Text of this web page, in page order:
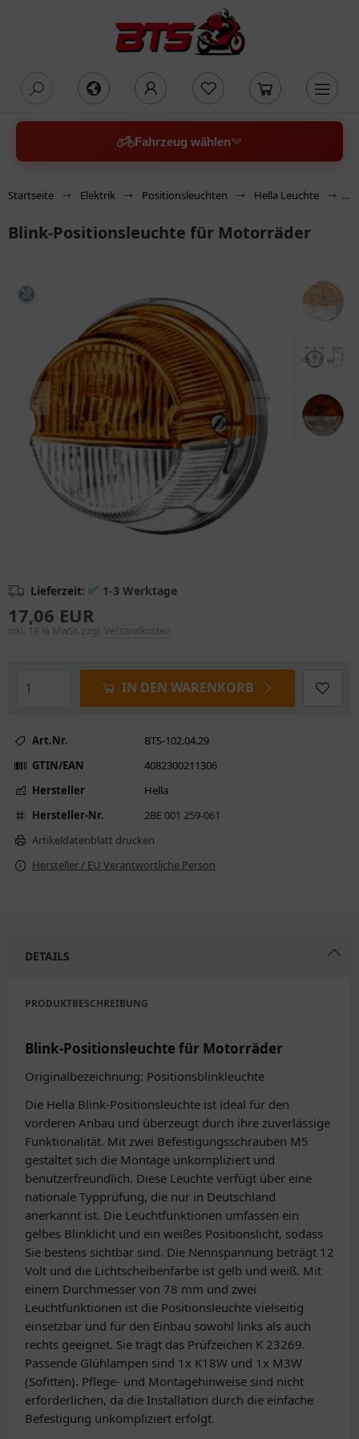
Fahrzeug wählen
Startseite Elektrik Positionsleuchten Hella Leuchte
Blink-Positionsleuchte für Motorräder
Lieferzeit: ✅ 1-3 Werktage
17,06 EUR
inkl. 19 % MwSt. zzgl. Versandkosten
IN DEN WARENKORB
Art.Nr.
BTS-102.04.29
GTIN/EAN
4082300211306
Hersteller
Hella
Hersteller-Nr.
2BE 001 259-061
Artikeldatenblatt drucken
Hersteller / EU Verantwortliche Person
DETAILS
PRODUKTBESCHREIBUNG
Blink-Positionsleuchte für Motorräder
Originalbezeichnung: Positionsblinkleuchte
Die Hella Blink-Positionsleuchte ist ideal für den
vorderen Anbau und überzeugt durch ihre zuverlässige
Funktionalität. Mit zwei Befestigungsschrauben M5
gestaltet sich die Montage unkompliziert und
benutzerfreundlich. Diese Leuchte verfügt über eine
nationale Typprüfung, die nur in Deutschland
anerkannt ist. Die Leuchtfunktionen umfassen ein
gelbes Blinklicht und ein weißes Positionslicht, sodass
Sie bestens sichtbar sind. Die Nennspannung beträgt 12
Volt und die Lichtscheibenfarbe ist gelb und weiß. Mit
einem Durchmesser von 78 mm und zwei
Leuchtfunktionen ist die Positionsleuchte vielseitig
einsetzbar und für den Einbau sowohl links als auch
rechts geeignet. Sie trägt das Prüfzeichen K 23269.
Passende Glühlampen sind 1x K18W und 1x M3W
(Sofitten). Pflege- und Montagehinweise sind nicht
erforderlichen, da die Installation durch die einfache
Befestigung unkompliziert erfolgt.